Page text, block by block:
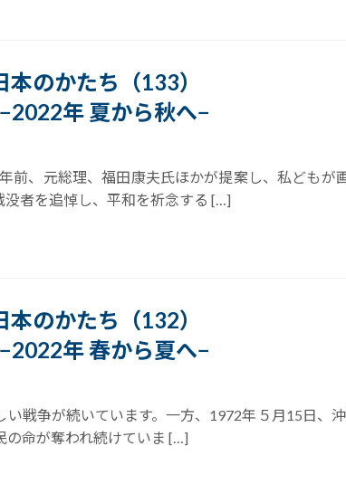
のかたち（133）
年 夏から秋へ−
前、元総理、福田康夫氏ほかが提案し、私どもが
没者を追悼し、平和を祈念する […]
のかたち（132）
年 春から夏へ−
戦争が続いています。一方、1972年５月15日、
の命が奪われ続けていま […]